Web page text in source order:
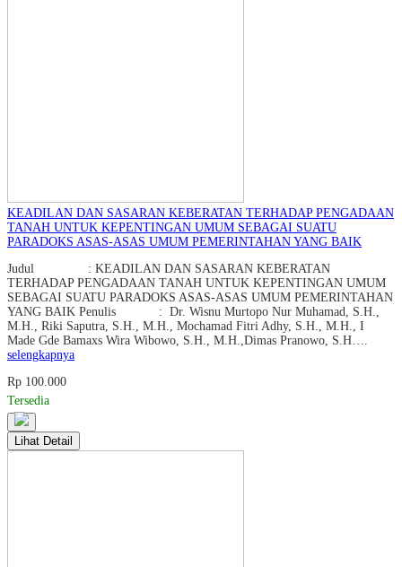
KEADILAN DAN SASARAN KEBERATAN TERHADAP PENGADAAN
TANAH UNTUK KEPENTINGAN UMUM SEBAGAI SUATU
PARADOKS ASAS-ASAS UMUM PEMERINTAHAN YANG BAIK
Judul : KEADILAN DAN SASARAN KEBERATAN
TERHADAP PENGADAAN TANAH UNTUK KEPENTINGAN UMUM
SEBAGAI SUATU PARADOKS ASAS-ASAS UMUM PEMERINTAHAN
YANG BAIK Penulis : Dr. Wisnu Murtopo Nur Muhamad, S.H.,
M.H., Riki Saputra, S.H., M.H., Mochamad Fitri Adhy, S.H., M.H., I
Made Gde Bamaxs Wira Wibowo, S.H., M.H.,Dimas Pranowo, S.H….
selengkapnya
Rp 100.000
Tersedia
Lihat Detail